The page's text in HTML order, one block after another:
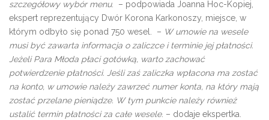
szczegółowy wybór menu. – podpowiada Joanna Hoc-Kopiej,
ekspert reprezentujący Dwór Korona Karkonoszy, miejsce, w
którym odbyło się ponad 750 wesel. – W umowie na wesele
musi być zawarta informacja o zaliczce i terminie jej płatności.
Jeżeli Para Młoda płaci gotówką, warto zachować
potwierdzenie płatności. Jeśli zaś zaliczka wpłacona ma zostać
na konto, w umowie należy zawrzeć numer konta, na który mają
zostać przelane pieniądze. W tym punkcie należy również
ustalić termin płatności za całe wesele. – dodaje ekspertka.